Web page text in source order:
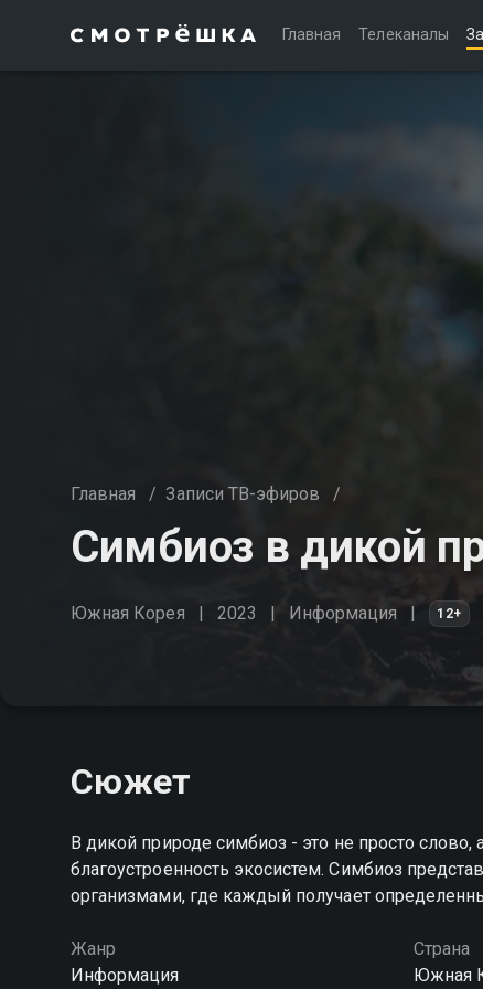
Главная Телеканалы
Главная / Записи ТВ-эфиров /
Симбиоз в дикой
Южная Корея 2023 Информация 12+
Сюжет
В дикой природе симбиоз - это не просто
благоустроенность экосистем. Симбиоз
организмами, где каждый получает
Жанр
Информация
Страна
Южная